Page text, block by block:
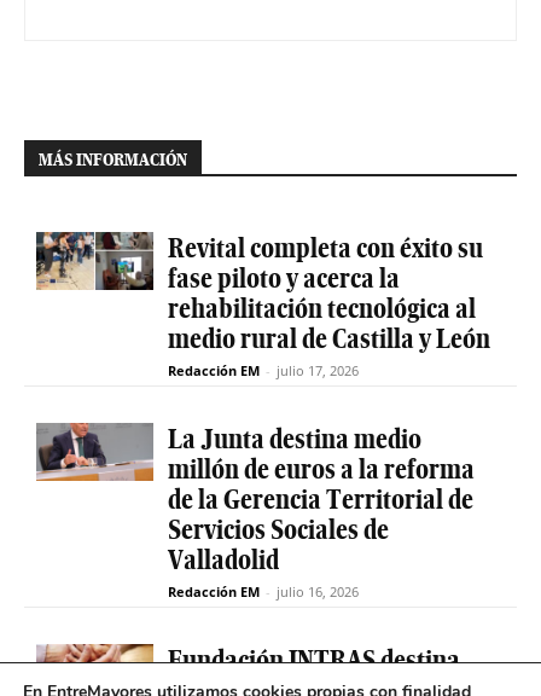
MÁS INFORMACIÓN
Revital completa con éxito su
fase piloto y acerca la
rehabilitación tecnológica al
medio rural de Castilla y León
Redacción EM - julio 17, 2026
La Junta destina medio
millón de euros a la reforma
de la Gerencia Territorial de
Servicios Sociales de
Valladolid
Redacción EM - julio 16, 2026
Fundación INTRAS destina
6.000 euros a proyectos